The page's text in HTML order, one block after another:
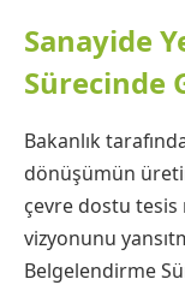
Sanayide
Sürecinde
Bakanlık
dönüşümün
çevre dostu
vizyonunu
Belgelendirme